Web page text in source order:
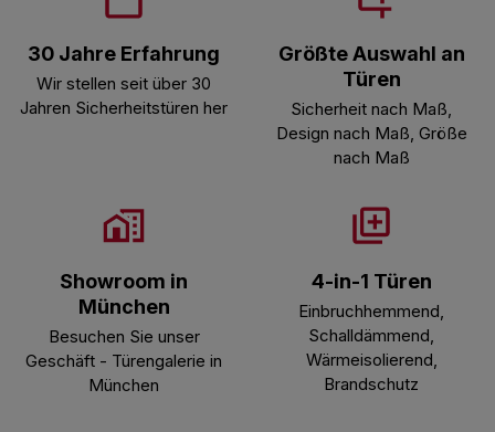
30 Jahre Erfahrung
Wir stellen seit über 30
Jahren Sicherheitstüren her
Größte Auswahl an
Türen
Sicherheit nach Maß,
Design nach Maß, Größe
nach Maß
Showroom in
München
Besuchen Sie unser
Geschäft - Türengalerie in
München
4-in-1 Türen
Einbruchhemmend,
Schalldämmend,
Wärmeisolierend,
Brandschutz